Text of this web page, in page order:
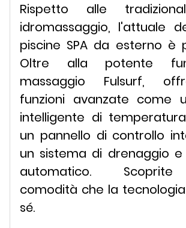
Rispetto alle
idromassaggio, l'attuale
piscine SPA da esterno è
Oltre alla potente
massaggio Fulsurf,
funzioni avanzate come
intelligente di
un pannello di controllo
un sistema di drenaggio
automatico.
comodità che la
sé.